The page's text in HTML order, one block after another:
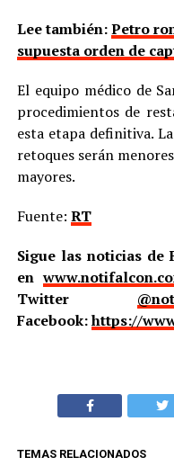
Lee también:Petro
supuesta orden de
El equipo médico de
procedimientos de
esta etapa definitiva.
retoques serán
mayores.
Fuente: RT
Sigue las noticias de
en
Twitter
Facebook:https://
TEMAS RELACIONADOS